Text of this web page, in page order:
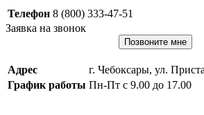
Телефон 8 (800) 333-47-51
Заявка на звонок
Позвоните мне
Адрес
г. Чебоксары, ул.
График работы Пн-Пт с 9.00 до 17.00